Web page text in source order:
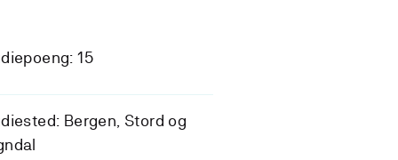
15
Bergen, Stord og